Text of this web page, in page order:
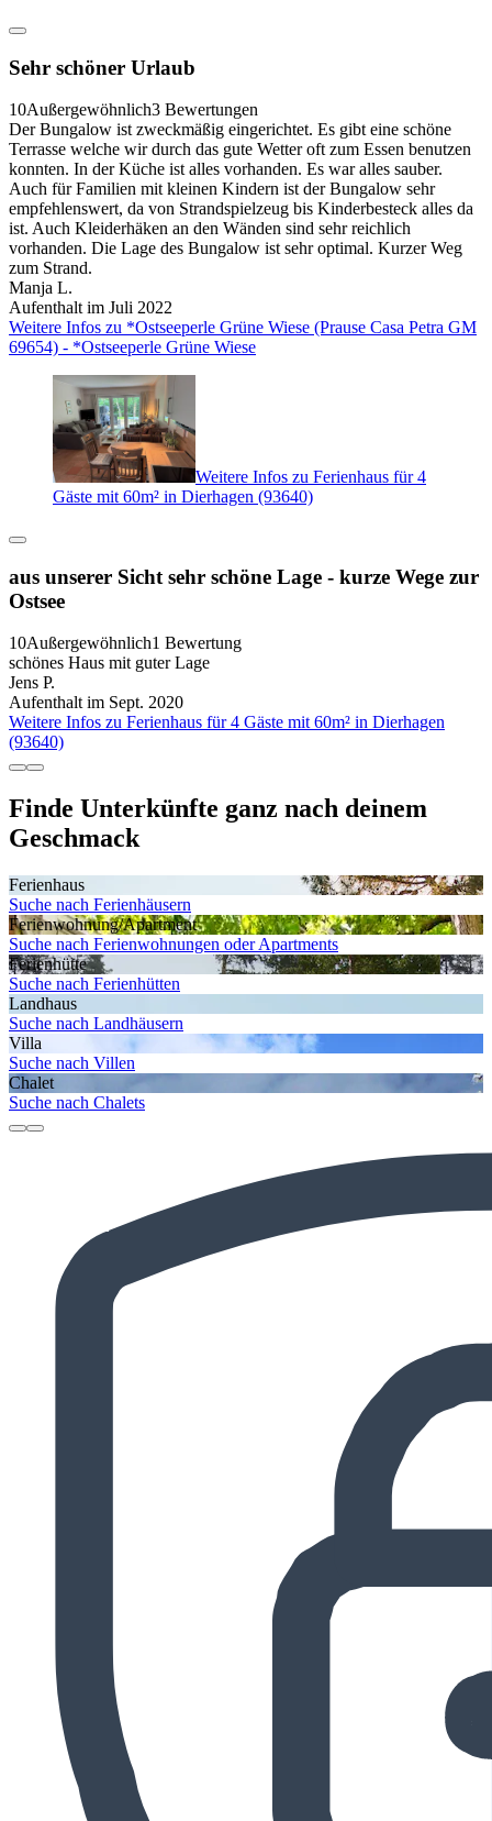
Sehr schöner Urlaub
10Außergewöhnlich3 Bewertungen
Der Bungalow ist zweckmäßig eingerichtet. Es gibt eine schöne
Terrasse welche wir durch das gute Wetter oft zum Essen benutzen
konnten. In der Küche ist alles vorhanden. Es war alles sauber.
Auch für Familien mit kleinen Kindern ist der Bungalow sehr
empfehlenswert, da von Strandspielzeug bis Kinderbesteck alles da
ist. Auch Kleiderhäken an den Wänden sind sehr reichlich
vorhanden. Die Lage des Bungalow ist sehr optimal. Kurzer Weg
zum Strand.
Manja L.
Aufenthalt im Juli 2022
Weitere Infos zu *Ostseeperle Grüne Wiese (Prause Casa Petra GM
69654) - *Ostseeperle Grüne Wiese
Weitere Infos zu Ferienhaus für 4
Gäste mit 60m² in Dierhagen (93640)
aus unserer Sicht sehr schöne Lage - kurze Wege zur
Ostsee
10Außergewöhnlich1 Bewertung
schönes Haus mit guter Lage
Jens P.
Aufenthalt im Sept. 2020
Weitere Infos zu Ferienhaus für 4 Gäste mit 60m² in Dierhagen
(93640)
Finde Unterkünfte ganz nach deinem
Geschmack
Ferienhaus
Suche nach Ferienhäusern
Ferienwohnung/Apartment
Suche nach Ferienwohnungen oder Apartments
Ferienhütte
Suche nach Ferienhütten
Landhaus
Suche nach Landhäusern
Villa
Suche nach Villen
Chalet
Suche nach Chalets